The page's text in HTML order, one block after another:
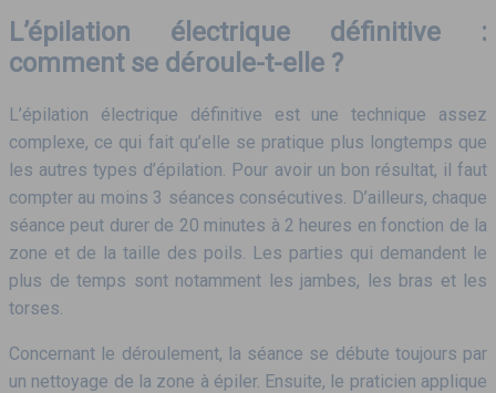
L’épilation électrique définitive :
comment se déroule-t-elle ?
L’épilation électrique définitive est une technique assez
complexe, ce qui fait qu’elle se pratique plus longtemps que
les autres types d’épilation. Pour avoir un bon résultat, il faut
compter au moins 3 séances consécutives. D’ailleurs, chaque
séance peut durer de 20 minutes à 2 heures en fonction de la
zone et de la taille des poils. Les parties qui demandent le
plus de temps sont notamment les jambes, les bras et les
torses.
Concernant le déroulement, la séance se débute toujours par
un nettoyage de la zone à épiler. Ensuite, le praticien applique